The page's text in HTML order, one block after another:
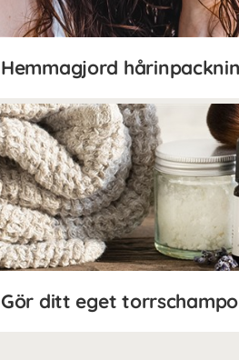
Gör ditt eget torrschampo